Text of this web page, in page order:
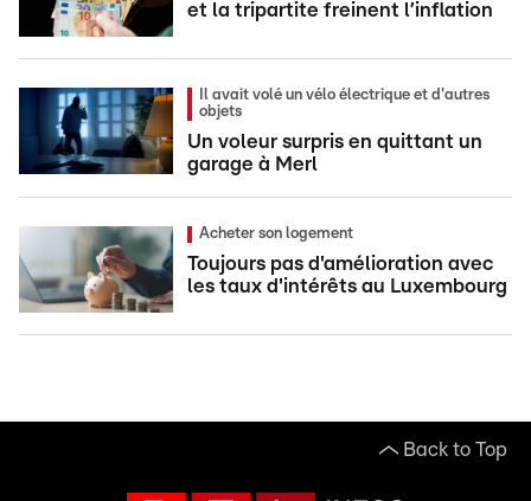
et la tripartite freinent l’inflation
Il avait volé un vélo électrique et d'autres
objets
Un voleur surpris en quittant un
garage à Merl
Acheter son logement
Toujours pas d'amélioration avec
les taux d'intérêts au Luxembourg
Back to Top